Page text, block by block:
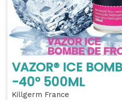
VAZOR® ICE
-40° 500ML
Killgerm France